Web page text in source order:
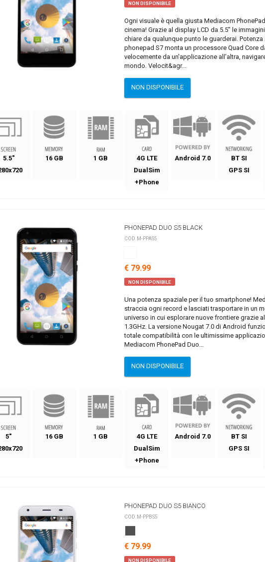
NON DISPONIBILE
Ogni visuale è quella giusta Mediacom
cinema! Grazie al display LCD da 5.5” le
chiare da qualunque punto le guarderai.
phonepad S7 monta un processore Quad Core
velocemente da un'applicazione all'altra,
mondo. Velocit&agr...
NON DISPONIBILE
5.5"
16 GB 1 GB
4G LTE
DualSim
+Phone
Android 7.0
BT SI
GPS SI
PHONEPAD DUO S5 BLACK
COD.M-PPAS5
€ 79.99
NON DISPONIBILE
Una potenza spaziale per il tuo smartphone!
straccia ogni record e lasciati trasportare in un
universo in cui esplorare nuove frontiere grazie
1.3GHz. La versione Nougat 7.0 di Android
totale compatibilità con le ultimissime
Mediacom PhonePad Duo...
NON DISPONIBILE
5"
16 GB 1 GB
4G LTE
DualSim
+Phone
Android 7.0
BT SI
GPS SI
PHONEPAD DUO S5 BIANCO
COD.M-PPBS5
€ 79.99
NON DISPONIBILE